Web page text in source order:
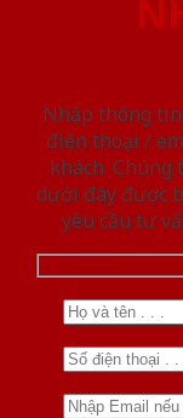
Nhập thông
điện thoại /
khách.
dưới đây được
yêu cầu tư